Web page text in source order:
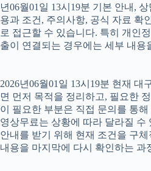
년06월01일 13시19분 기본 안내,
용과 조건, 주의사항, 공식 자료 확
로 접근할 수 있습니다. 특히 개인
출이 연결되는 경우에는 세부 내용
2026년06월01일 13시19분 현재
면 먼저 목적을 정리하고, 필요한
이 필요한 부분은 직접 문의를 통
영상무료는 상황에 따라 달라질 수
안내를 받기 위해 현재 조건을 구
내용을 마지막에 다시 확인하는 과